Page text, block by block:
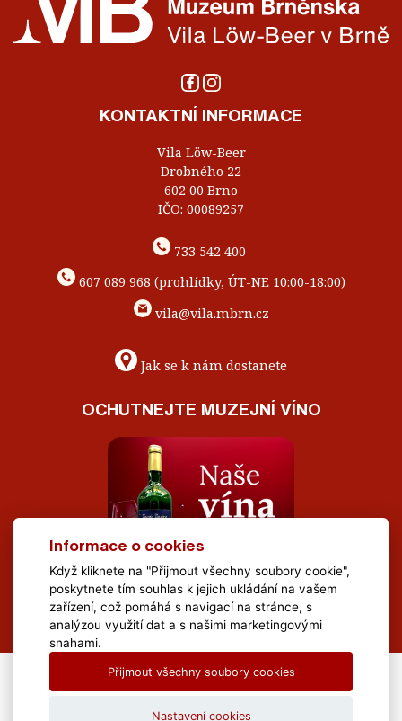
KONTAKTNÍ INFORMACE
Vila Löw-Beer
Drobného 22
602 00 Brno
IČO: 00089257
733 542 400
607 089 968 (prohlídky, ÚT-NE 10:00-18:00)
vila@vila.mbrn.cz
Jak se k nám dostanete
OCHUTNEJTE MUZEJNÍ VÍNO
All Rights Reserved Muzeum Brněnska © 2020, Webdesign by
Informace o cookies
Když kliknete na "Přijmout všechny soubory cookie",
poskytnete tím souhlas k jejich ukládání na vašem
zařízení, což pomáhá s navigací na stránce, s
analýzou využití dat a s našimi marketingovými
snahami.
Přijmout všechny soubory cookies
Nastavení cookies